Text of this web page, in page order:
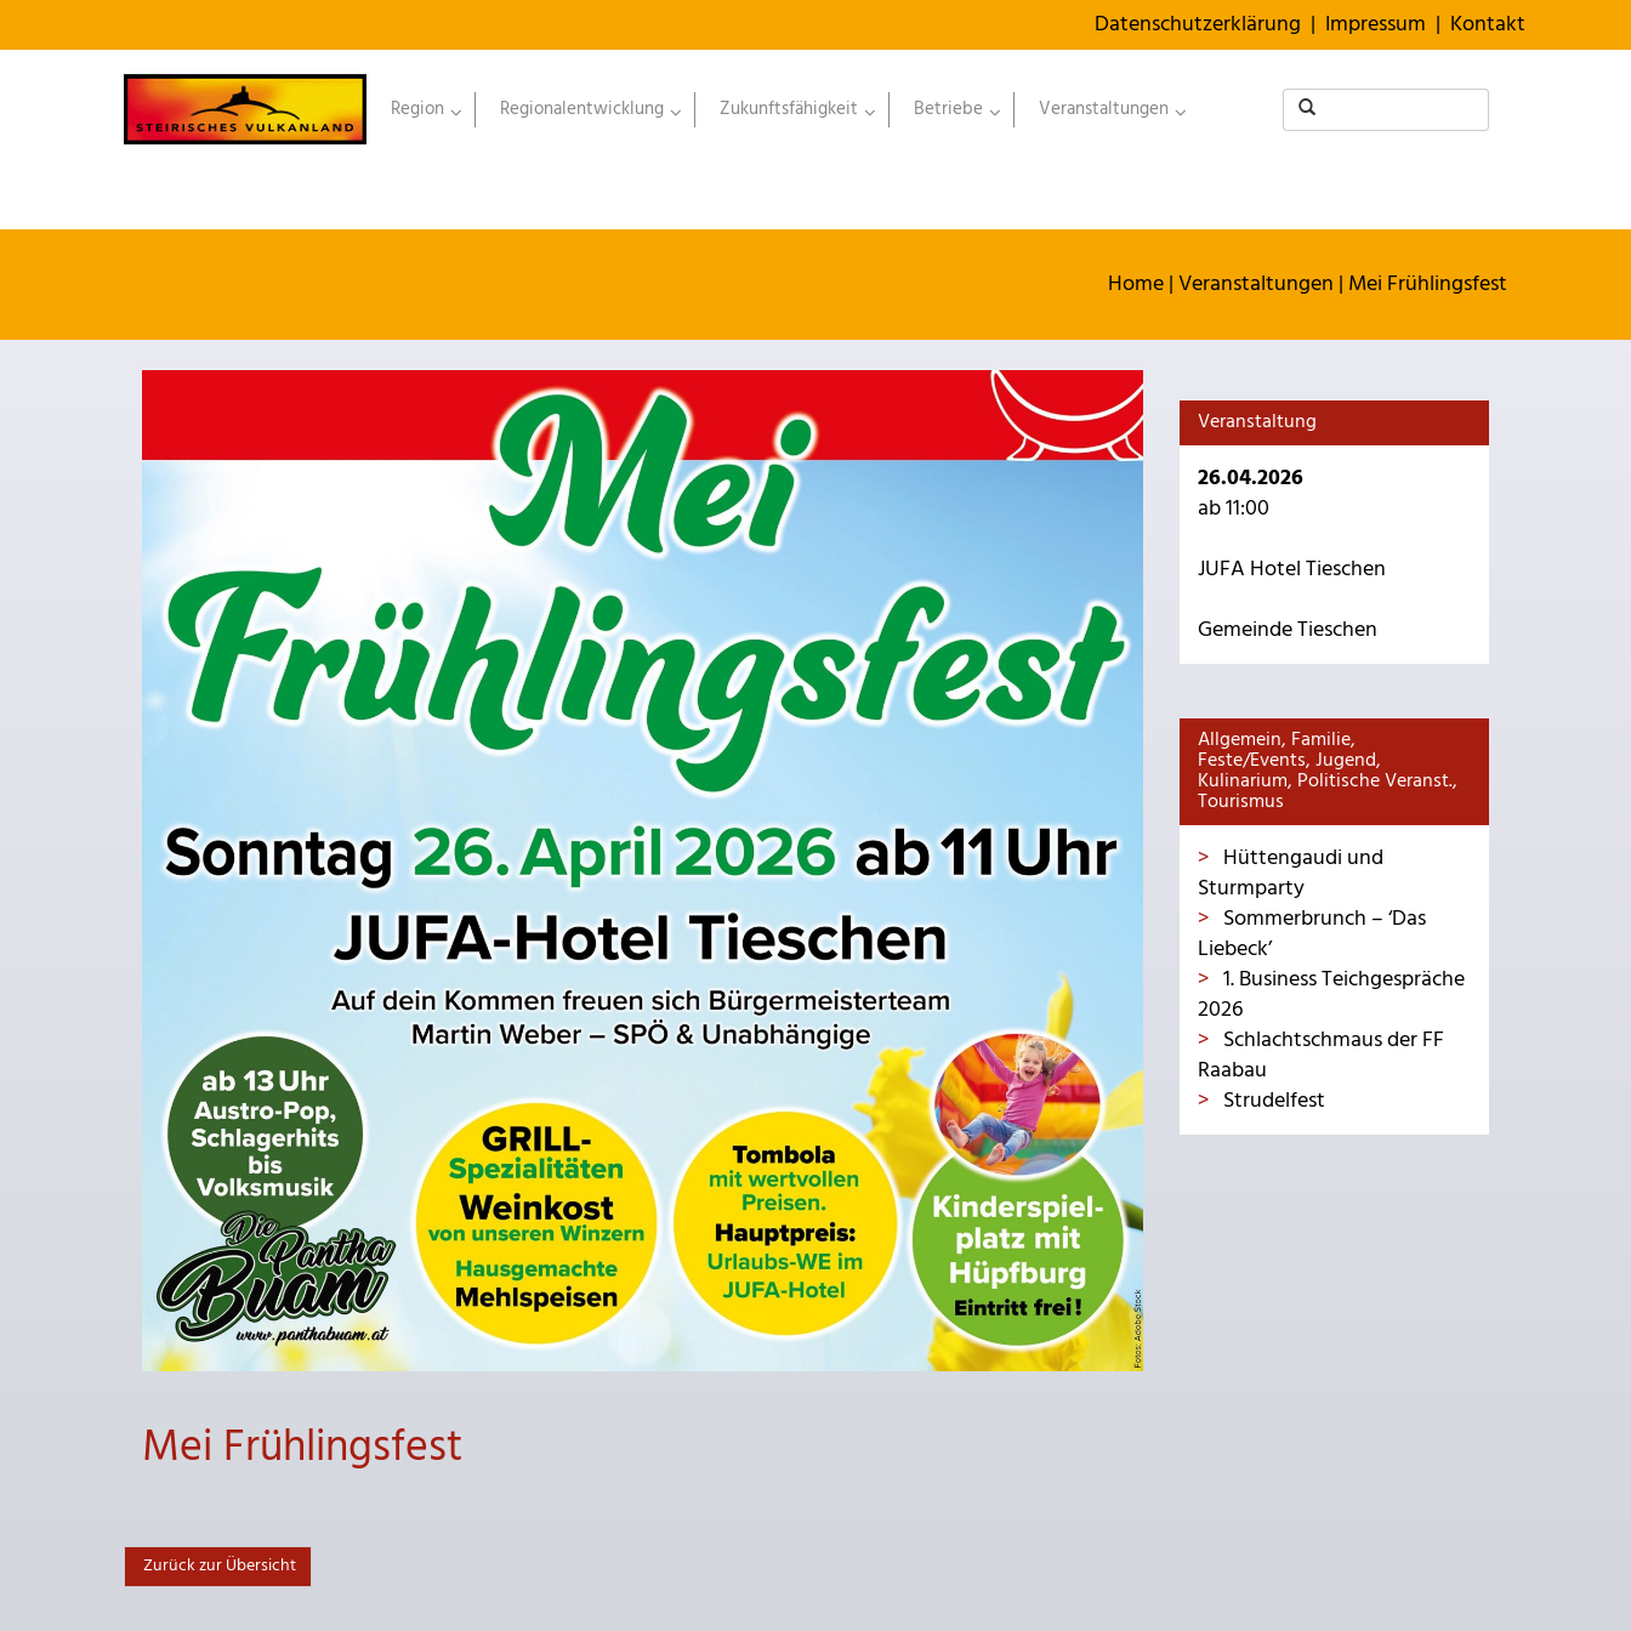
Datenschutzerklärung | Impressum | Kontakt
Region Regionalentwicklung Zukunftsfähigkeit Betriebe Veranstaltungen
Home|Veranstaltungen | Mei Frühlingsfest
Mei Frühlingsfest
Zurück zur Übersicht
Veranstaltung
26.04.2026
ab 11:00
JUFA Hotel Tieschen
Gemeinde Tieschen
Allgemein, Familie,
Feste/Events, Jugend,
Kulinarium, Politische Veranst.,
Tourismus
Hüttengaudi und
Sturmparty
Sommerbrunch – ‘Das
Liebeck’
1. Business Teichgespräche
2026
Schlachtschmaus der FF
Raabau
Strudelfest